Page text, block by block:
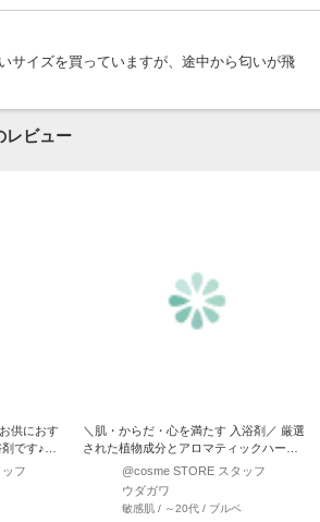
サイズを買っていますが、途中から匂いが飛
レビュー
供におす
です♪
フ
＼肌・からだ・心を満たす 入浴剤／ 厳選
された植物成分とアロマティックハーブ
の香りで至福のひとと…
@cosme STORE スタッフ
ウダガワ
敏感肌 / ～20代 / ブルベ